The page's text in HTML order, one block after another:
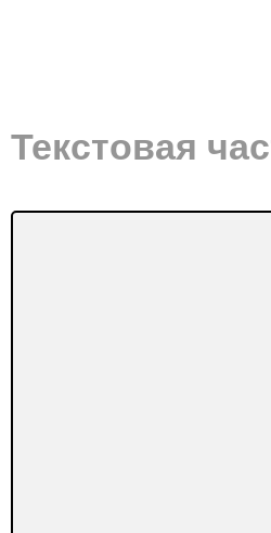
Текстовая